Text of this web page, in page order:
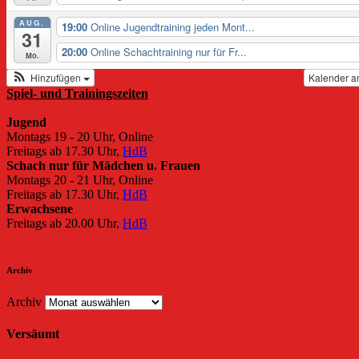
AUG.
31
Mo.
19:00 Online Jugendtraining jeden Mont...
20:00 Online Schachtraining nur für Fr...
Kalender
Hinzufügen
Spiel- und Trainingszeiten
Jugend
Montags 19 - 20 Uhr, Online
Freitags ab 17.30 Uhr, HdB
Schach nur für Mädchen u. Frauen
Montags 20 - 21 Uhr, Online
Freitags ab 17.30 Uhr, HdB
Erwachsene
Freitags ab 20.00 Uhr, HdB
Archiv
Archiv
Versäumt